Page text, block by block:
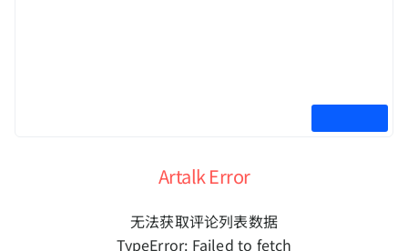
Artalk Error
无法获取评论列表数据
TypeError: Failed to fetch